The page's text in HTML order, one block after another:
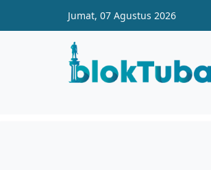
Jumat, 07 Agustus 2026